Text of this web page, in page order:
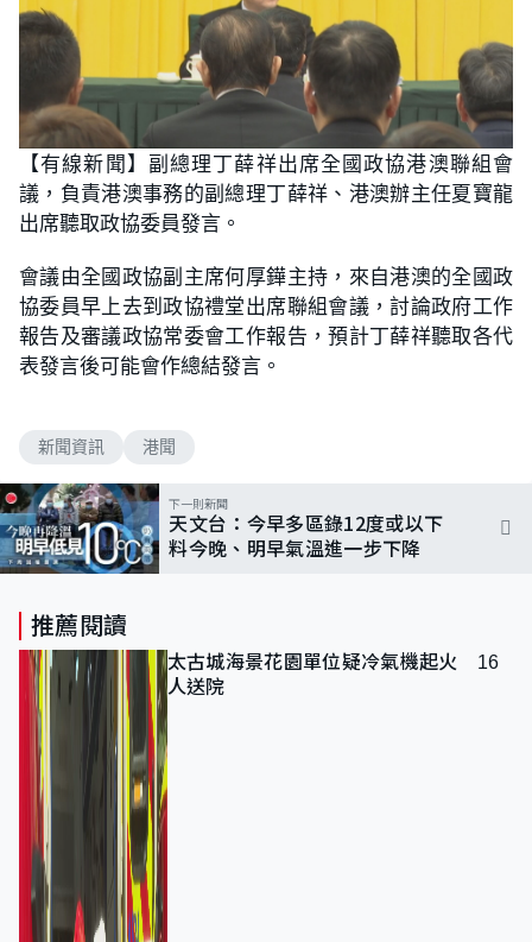
【有線新聞】副總理丁薛祥出席全國政協港澳聯組會
議，負責港澳事務的副總理丁薛祥、港澳辦主任夏寶龍
出席聽取政協委員發言。
會議由全國政協副主席何厚鏵主持，來自港澳的全國政
協委員早上去到政協禮堂出席聯組會議，討論政府工作
報告及審議政協常委會工作報告，預計丁薛祥聽取各代
表發言後可能會作總結發言。
新聞資訊 港聞
下一則新聞
天文台：今早多區錄12度或以下
料今晚、明早氣溫進一步下降
推薦閱讀
太古城海景花園單位疑冷氣機起火 16
人送院